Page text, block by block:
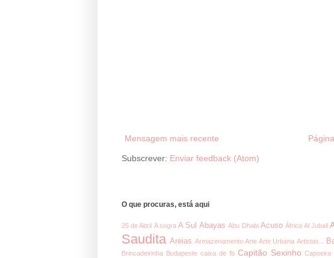
Mensagem mais recente
Subscrever: Enviar feedback (Atom)
O que procuras, está aqui
25 de Abril A sogra A Sul Abayas Abu Dhabi Acuso África Al Jubail
Saudita Areias Armazenamento Arte Arte Urbana Artistas...
Brincadeirinha Budapeste caixa de fb Capitão Sexinho Capoeira